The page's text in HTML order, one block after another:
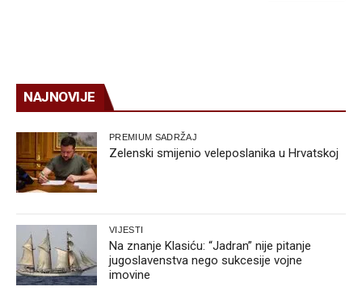
NAJNOVIJE
PREMIUM SADRŽAJ
Zelenski smijenio veleposlanika u Hrvatskoj
VIJESTI
Na znanje Klasiću: “Jadran” nije pitanje
jugoslavenstva nego sukcesije vojne
imovine